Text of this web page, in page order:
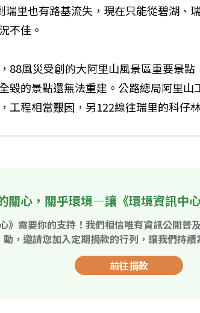
瑞里也有路基流失，現在只能從碧湖、
不佳。
88風災受創的大阿里山風景區重要景
毀的景點還無法重建。公路總局阿里
工程相當艱困，另122線往瑞里的科仔
關心，關乎環境—讓《環境資訊中
》需要你的支持！我們相信唯有資訊公開普
動，邀請您加入定期捐款的行列，讓我們持續
前往捐款